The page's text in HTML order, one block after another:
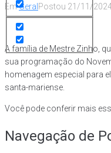
EmGeral Postou 21/11/
A família de Mestre Zinho,
sua programação do
homenagem especial para
santa-mariense.
Você pode conferir mais
Navegação de